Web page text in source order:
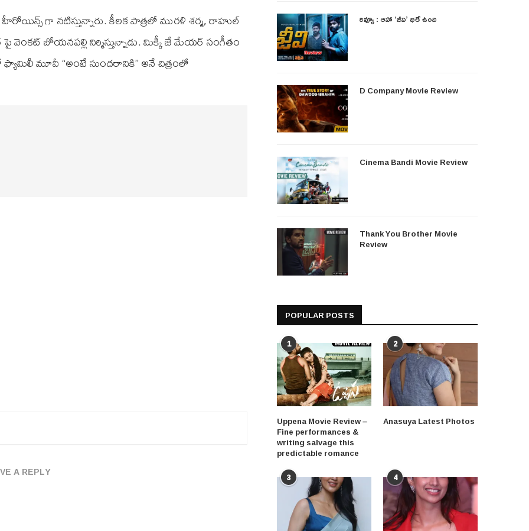
గా నటిస్తున్నారు. కీలక పాత్రలో మురళి శర్మ, రాహుల్
పై వెంకట్ బోయనపల్లి నిర్మిస్తున్నాడు. మిక్కీ జే మేయర్ సంగీతం
ఫ్యామిలీ మూవీ “అంటే సుందరానికి” అనే చిత్రంలో
A REPLY
రివ్యూ : ఆహా ‘జీవి’ భలే ఉంది
D Company Movie Review
Cinema Bandi Movie Review
Thank You Brother Movie
Review
POPULAR POSTS
1
Uppena Movie Review –
Fine performances &
writing salvage this
predictable romance
2
Anasuya Latest Photos
3 4